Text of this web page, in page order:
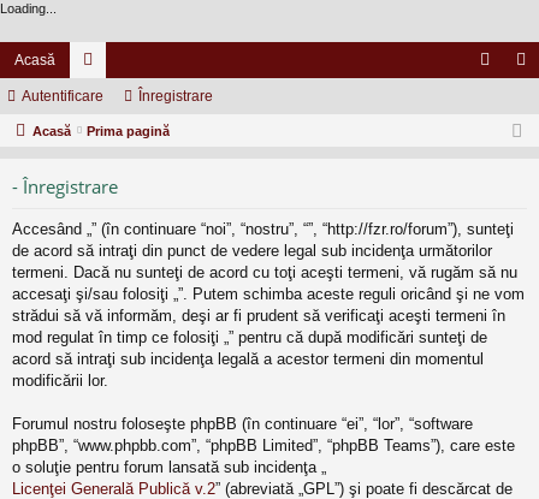
Loading...
Acasă
or
u eg
Autentificare Înregistrare
Acasă Prima pagină
- Înregistrare
Accesând „” (în continuare “noi”, “nostru”, “”, “http://fzr.ro/forum”), sunteţi
de acord să intraţi din punct de vedere legal sub incidenţa următorilor
termeni. Dacă nu sunteţi de acord cu toţi aceşti termeni, vă rugăm să nu
accesaţi şi/sau folosiţi „”. Putem schimba aceste reguli oricând şi ne vom
strădui să vă informăm, deşi ar fi prudent să verificaţi aceşti termeni în
mod regulat în timp ce folosiţi „” pentru că după modificări sunteţi de
acord să intraţi sub incidenţa legală a acestor termeni din momentul
modificării lor.
Forumul nostru foloseşte phpBB (în continuare “ei”, “lor”, “software
phpBB”, “www.phpbb.com”, “phpBB Limited”, “phpBB Teams”), care este
o soluţie pentru forum lansată sub incidenţa „
Licenţei Generală Publică v.2” (abreviată „GPL”) şi poate fi descărcat de